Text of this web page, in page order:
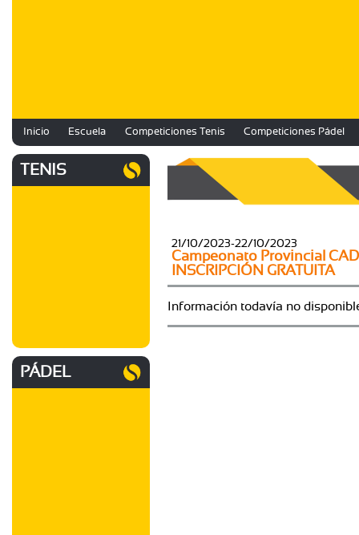
Inicio Escuela Competiciones Tenis Competiciones Pádel
TENIS
PÁDEL
21/10/2023-22/10/2023
Campeonato Provincial
INSCRIPCIÓN GRATUITA
Información todavía no